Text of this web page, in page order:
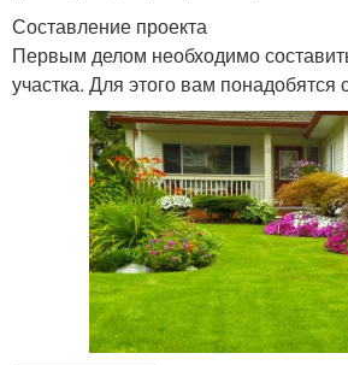
Составление проекта
Первым делом необходимо
участка. Для этого вам